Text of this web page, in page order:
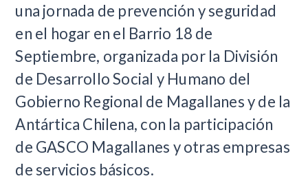
una jornada de prevención y seguridad
en el hogar en el Barrio 18 de
Septiembre, organizada por la División
de Desarrollo Social y Humano del
Gobierno Regional de Magallanes y de la
Antártica Chilena, con la participación
de GASCO Magallanes y otras empresas
de servicios básicos.